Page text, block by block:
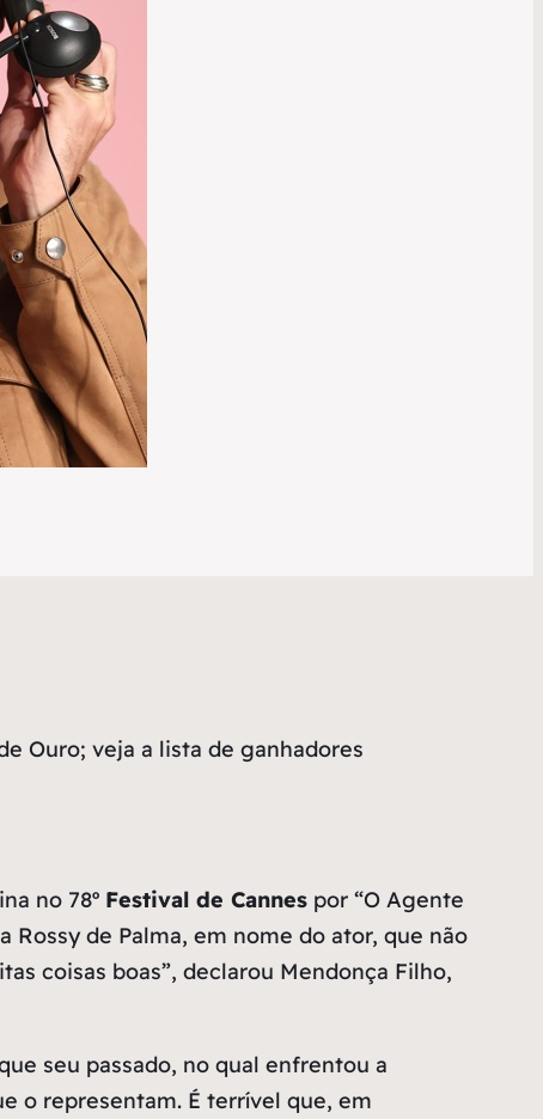
Ouro; veja a lista de ganhadores
no 78º Festival de Cannespor “O Agente
de Palma, em nome do ator, que não
coisas boas”, declarou Mendonça Filho,
seu passado, no qual enfrentou a
o representam. É terrível que, em